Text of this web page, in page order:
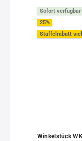
Sofort verfügbar
25%
Staffelrabatt
Winkelstück